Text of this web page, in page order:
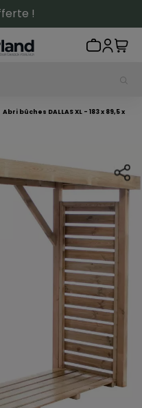
!
Abri bûches DALLAS XL - 183 x 89,5 x